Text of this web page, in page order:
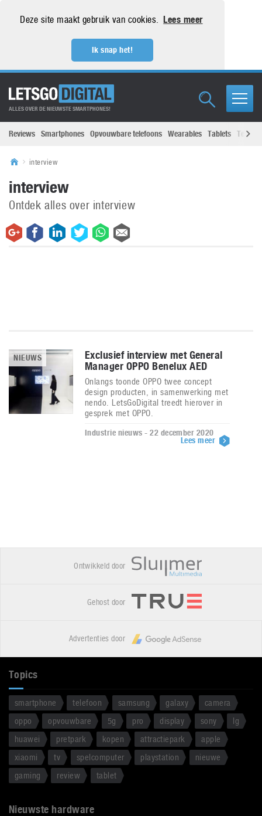
Deze site maakt gebruik van cookies. Lees meer
Ik snap het!
ALLES OVER DE NIEUWSTE SMARTPHONES!
Reviews Smartphones Opvouwbare telefoons Wearables Tablets
interview
interview
Ontdek alles over interview
NIEUWS
Exclusief interview met General
Manager OPPO Benelux AED
Onlangs toonde OPPO twee concept
design producten, in samenwerking met
nendo. LetsGoDigital treedt hierover in
gesprek met OPPO.
Industrie nieuws - 22 december 2020
Lees meer
Ontwikkeld door
Gehost door
Advertenties door
Topics
smartphone telefoon samsung galaxy
camera
oppo
opvouwbare 5g pro display sony
lg
huawei
pretpark kopen attractiepark
apple
xiaomi
tv spelcomputer playstation
nieuwe
gaming
review tablet
Nieuwste hardware